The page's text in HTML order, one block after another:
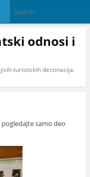
odnosi i
turistickih destinacija.
samo deo